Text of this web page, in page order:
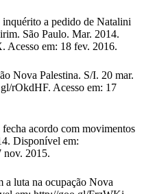
a pedido de Natalini
São Paulo. Mar. 2014.
Acesso em: 18 fev. 2016.
Nova Palestina. S/I. 20 mar.
rOkdHF. Acesso em: 17
acordo com movimentos
Disponível em:
nov. 2015.
luta na ocupação Nova